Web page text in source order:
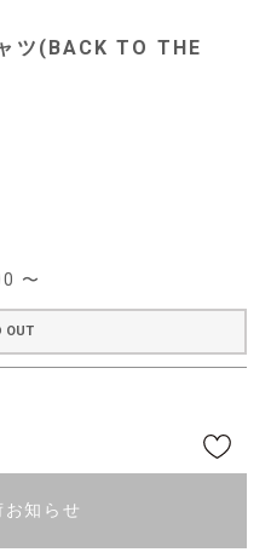
ツ(BACK TO THE
〜
OUT
知らせ